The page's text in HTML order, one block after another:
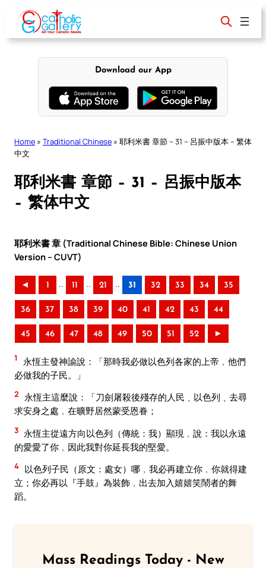
content
Download our App
Home » Traditional Chinese » 耶利米書 章節 – 31 – 呂振中版本 – 繁体
中文
耶利米書 章節 – 31 – 呂振中版本
– 繁体中文
耶利米書 章 (Traditional Chinese Bible: Chinese Union
Version – CUVT)
◄ 1 .. 11 .. 21 .. 31 32 33 34 35
36 37 38 39 40 41 42 43 44
45 46 47 48 49 50 51 52 ►
1
永恆主發神諭說：「那時我必做以色列各家的上帝﹐他們
必做我的子民。」
2
永恆主這麼說：「刀劍屠殺後殘存的人民﹑以色列﹑去尋
求安身之處﹐在曠野居然蒙受恩眷；
3 永恆主從遠方向以色列（傳統：我）顯現﹐說：我以永遠
的愛愛了你﹐因此我對你延長我的堅愛。
4 以色列子民（原文：處女）哪﹐我必再建立你﹐你就得建
立；你必再以『手鼓』為裝飾﹐出去加入嬉嬉笑鬧者的舞
蹈。
Mass Readings Today - New